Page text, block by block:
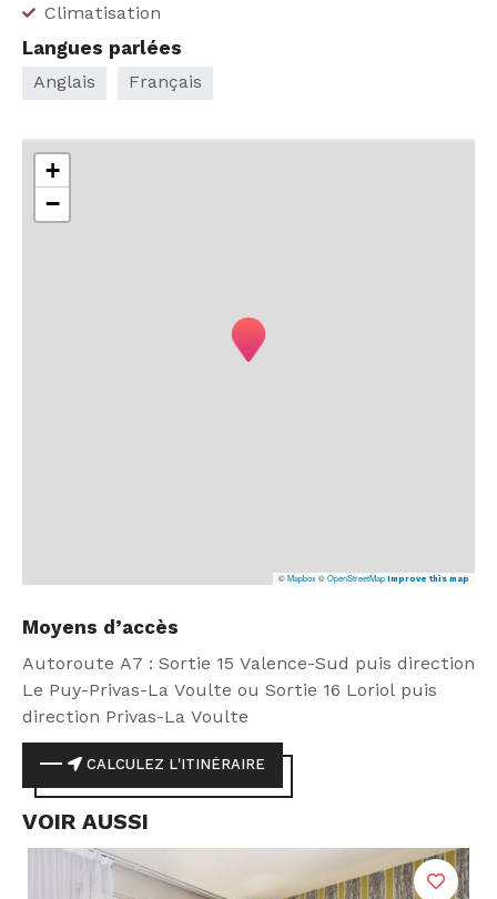
Climatisation
Langues parlées
Anglais Français
+
−
©Mapbox©OpenStreetMap Improve this map
Moyens d’accès
Autoroute A7 : Sortie 15 Valence-Sud puis direction
Le Puy-Privas-La Voulte ou Sortie 16 Loriol puis
direction Privas-La Voulte
CALCULEZ L'ITINÉRAIRE
VOIR AUSSI